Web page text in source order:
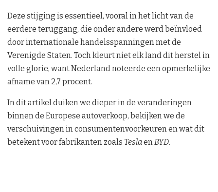
Deze stijging is essentieel, vooral in het licht van de
eerdere teruggang, die onder andere werd beïnvloed
door internationale handelsspanningen met de
Verenigde Staten. Toch kleurt niet elk land dit herstel in
volle glorie, want Nederland noteerde een opmerkelijke
afname van 2,7 procent.
In dit artikel duiken we dieper in de veranderingen
binnen de Europese autoverkoop, bekijken we de
verschuivingen in consumentenvoorkeuren en wat dit
betekent voor fabrikanten zoals Teslaen BYD.